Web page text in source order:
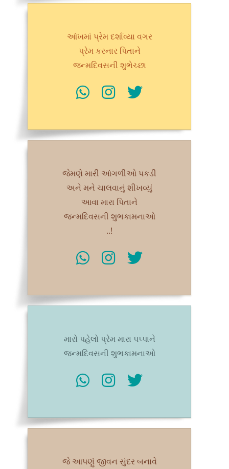
આંખમાં પ્રેમ દર્શાવ્યા વગર
પ્રેમ કરનાર પિતાને
જન્મદિવસની શુભેચ્છા
જેમણે મારી આંગળીઓ પકડી
અને મને ચાલવાનું શીખવ્યું
આવા મારા પિતાને
જન્મદિવસની શુભકામનાઓ
..!
મારો પહેલો પ્રેમ મારા પપ્પાને
જન્મદિવસની શુભકામનાઓ
જે આપણું જીવન સુંદર બનાવે